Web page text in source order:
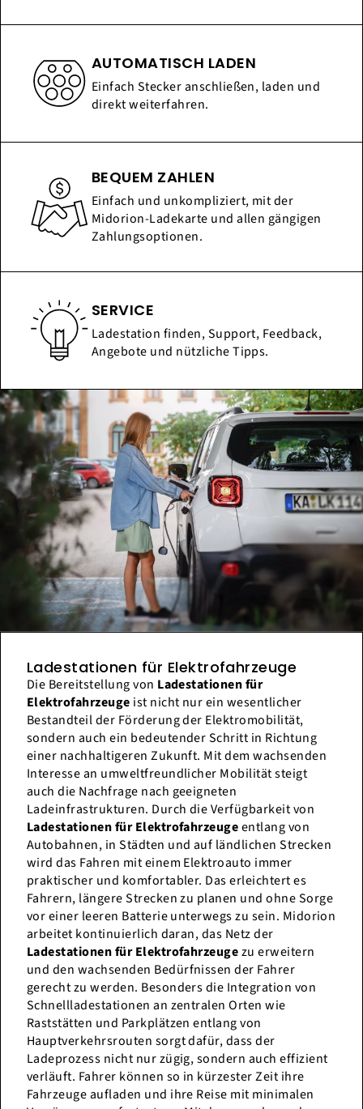
AUTOMATISCH LADEN
Einfach Stecker anschließen, laden und
direkt weiterfahren.
BEQUEM ZAHLEN
Einfach und unkompliziert, mit der
Midorion-Ladekarte und allen gängigen
Zahlungsoptionen.
SERVICE
Ladestation finden, Support, Feedback,
Angebote und nützliche Tipps.
Ladestationen für Elektrofahrzeuge
Die Bereitstellung von Ladestationen für
Elektrofahrzeuge ist nicht nur ein wesentlicher
Bestandteil der Förderung der Elektromobilität,
sondern auch ein bedeutender Schritt in Richtung
einer nachhaltigeren Zukunft. Mit dem wachsenden
Interesse an umweltfreundlicher Mobilität steigt
auch die Nachfrage nach geeigneten
Ladeinfrastrukturen. Durch die Verfügbarkeit von
Ladestationen für Elektrofahrzeugeentlang von
Autobahnen, in Städten und auf ländlichen Strecken
wird das Fahren mit einem Elektroauto immer
praktischer und komfortabler. Das erleichtert es
Fahrern, längere Strecken zu planen und ohne Sorge
vor einer leeren Batterie unterwegs zu sein. Midorion
arbeitet kontinuierlich daran, das Netz der
Ladestationen für Elektrofahrzeugezu erweitern
und den wachsenden Bedürfnissen der Fahrer
gerecht zu werden. Besonders die Integration von
Schnellladestationen an zentralen Orten wie
Raststätten und Parkplätzen entlang von
Hauptverkehrsrouten sorgt dafür, dass der
Ladeprozess nicht nur zügig, sondern auch effizient
verläuft. Fahrer können so in kürzester Zeit ihre
Fahrzeuge aufladen und ihre Reise mit minimalen